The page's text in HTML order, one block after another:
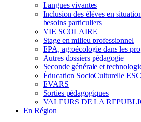
Langues vivantes
Inclusion des élèves en
besoins particuliers
VIE SCOLAIRE
Stage en milieu professionnel
EPA, agroécologie dans les
Autres dossiers pédagogie
Seconde générale et
Éducation SocioCulturelle ESC
EVARS
Sorties pédagogiques
VALEURS DE LA
En Région